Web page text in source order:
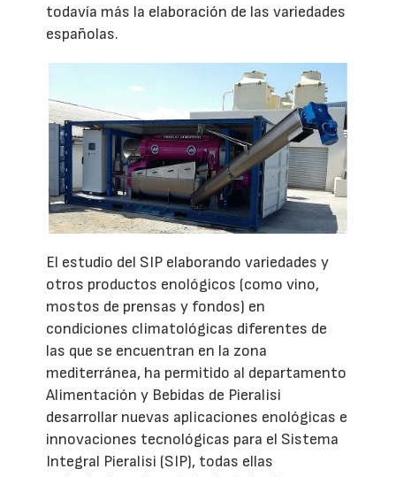
todavía más la elaboración de las variedades
españolas.
El estudio del SIP elaborando variedades y
otros productos enológicos (como vino,
mostos de prensas y fondos) en
condiciones climatológicas diferentes de
las que se encuentran en la zona
mediterránea, ha permitido al departamento
Alimentación y Bebidas de Pieralisi
desarrollar nuevas aplicaciones enológicas e
innovaciones tecnológicas para el Sistema
Integral Pieralisi (SIP), todas ellas